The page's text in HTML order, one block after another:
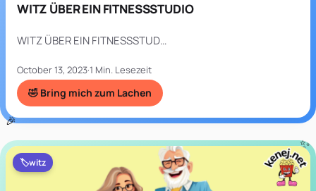
WITZ ÜBER EIN FITNESSSTUDIO
WITZ ÜBER EIN FITNESSSTUD…
October 13, 2023·1 Min. Lesezeit
🤣 Bring mich zum Lachen
🏷️witz